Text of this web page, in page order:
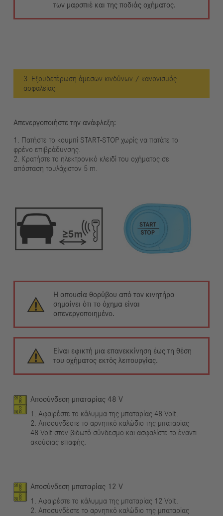
των μαρσπιέ και της ποδιάς οχήματος.
3. Εξουδετέρωση άμεσων κινδύνων / κανονισμός
ασφαλείας
Απενεργοποιήστε την ανάφλεξη:
1. Πατήστε το κουμπί START-STOP χωρίς να πατάτε το
φρένο επιβράδυνσης.
2. Κρατήστε το ηλεκτρονικό κλειδί του οχήματος σε
απόσταση τουλάχιστον 5 m.
Η απουσία θορύβου από τον κινητήρα
σημαίνει ότι το όχημα είναι
απενεργοποιημένο.
Είναι εφικτή μια επανεκκίνηση έως τη θέση
του οχήματος εκτός λειτουργίας.
Αποσύνδεση μπαταρίας 48 V
1. Αφαιρέστε το κάλυμμα της μπαταρίας 48 Volt.
2. Αποσυνδέστε το αρνητικό καλώδιο της μπαταρίας
48 Volt στον βιδωτό σύνδεσμο και ασφαλίστε το έναντι
ακούσιας επαφής.
Αποσύνδεση μπαταρίας 12 V
1. Αφαιρέστε το κάλυμμα της μπαταρίας 12 Volt.
2. Αποσυνδέστε το αρνητικό καλώδιο της μπαταρίας